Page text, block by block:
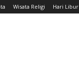
Wisata Religi Hari Libur